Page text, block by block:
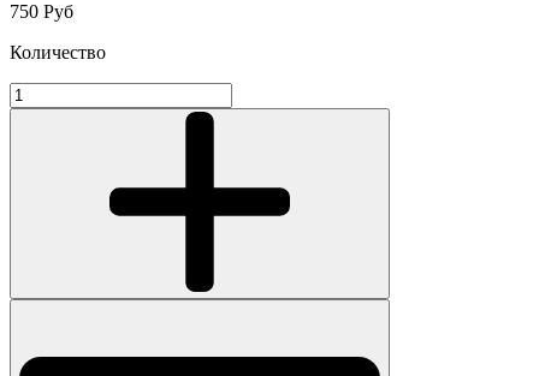
750 Руб
Количество